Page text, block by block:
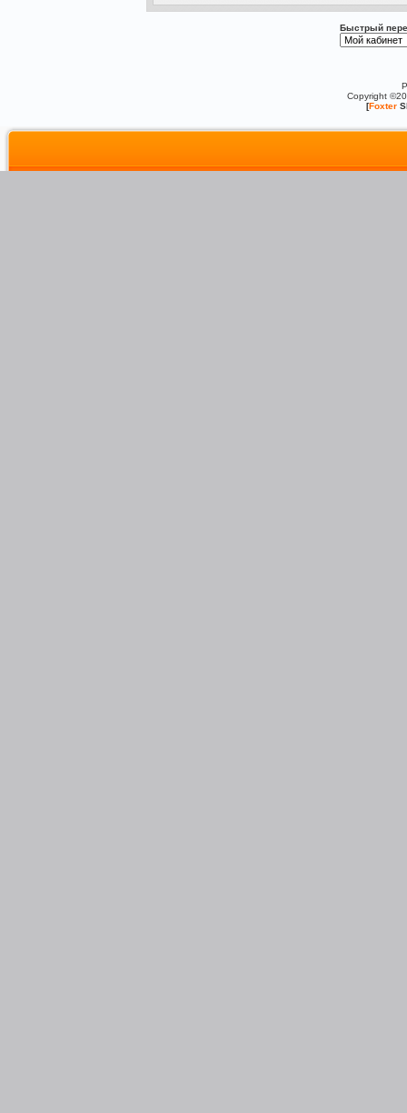
Быстрый
Copyright
[Foxter